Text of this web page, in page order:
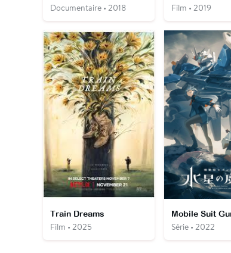
Documentaire • 2018 Film • 2019
Train Dreams
Film • 2025 Série • 2022